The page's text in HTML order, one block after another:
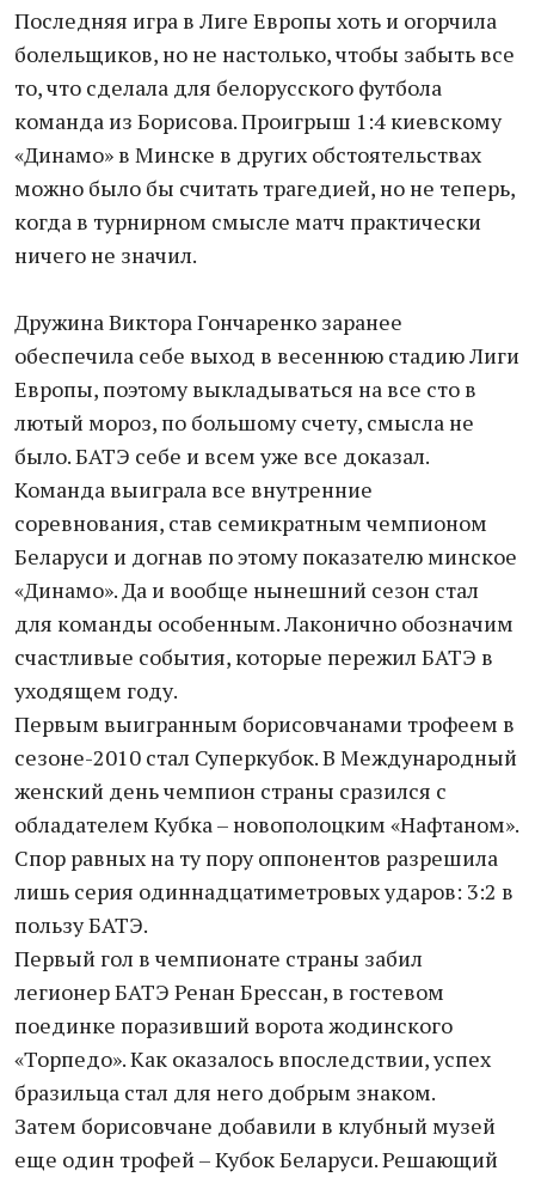
Последняя игра в Лиге Европы хоть и огорчила
болельщиков, но не настолько, чтобы забыть все
то, что сделала для белорусского футбола
команда из Борисова. Проигрыш 1:4 киевскому
«Динамо» в Минске в других обстоятельствах
можно было бы считать трагедией, но не теперь,
когда в турнирном смысле матч практически
ничего не значил.
Дружина Виктора Гончаренко заранее
обеспечила себе выход в весеннюю стадию Лиги
Европы, поэтому выкладываться на все сто в
лютый мороз, по большому счету, смысла не
было. БАТЭ себе и всем уже все доказал.
Команда выиграла все внутренние
соревнования, став семикратным чемпионом
Беларуси и догнав по этому показателю минское
«Динамо». Да и вообще нынешний сезон стал
для команды особенным. Лаконично обозначим
счастливые события, которые пережил БАТЭ в
уходящем году.
Первым выигранным борисовчанами трофеем в
сезоне-2010 стал Суперкубок. В Международный
женский день чемпион страны сразился с
обладателем Кубка – новополоцким «Нафтаном».
Спор равных на ту пору оппонентов разрешила
лишь серия одиннадцатиметровых ударов: 3:2 в
пользу БАТЭ.
Первый гол в чемпионате страны забил
легионер БАТЭ Ренан Брессан, в гостевом
поединке поразивший ворота жодинского
«Торпедо». Как оказалось впоследствии, успех
бразильца стал для него добрым знаком.
Затем борисовчане добавили в клубный музей
еще один трофей – Кубок Беларуси. Решающий